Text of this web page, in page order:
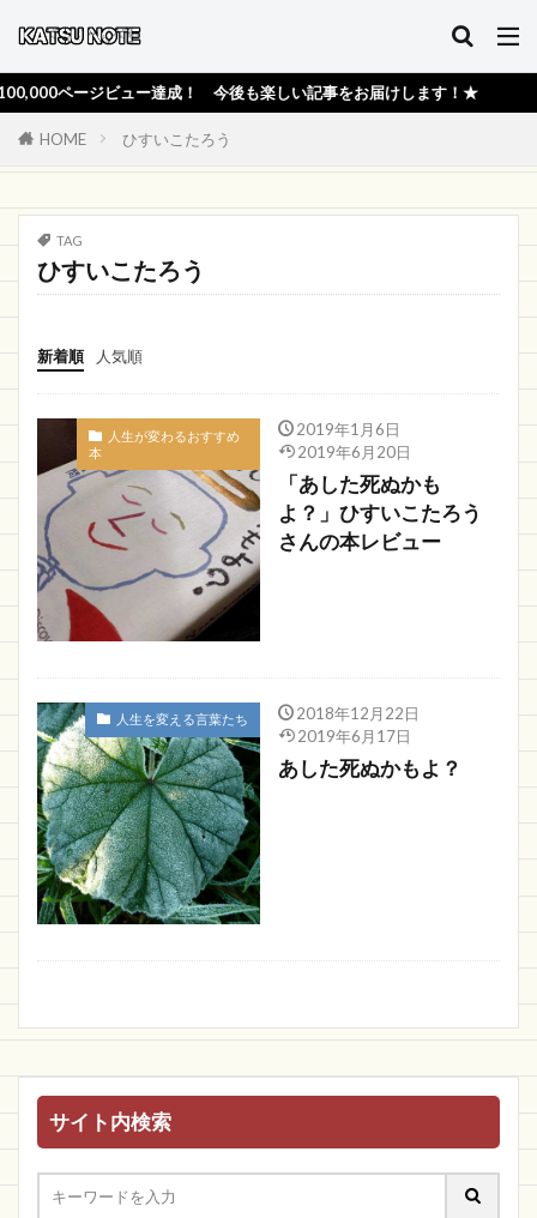
ージビュー達成！ 今後も楽しい記事をお届けします！★
HOME ひすいこたろう
TAG
ひすいこたろう
新着順 人気順
人生が変わるおすすめ
本
2019年1月6日
2019年6月20日
「あした死ぬかも
よ？」ひすいこたろう
さんの本レビュー
人生を変える言葉たち
2018年12月22日
2019年6月17日
あした死ぬかもよ？
サイト内検索